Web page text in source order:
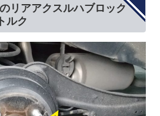
リアアクスルハブロック
ルク